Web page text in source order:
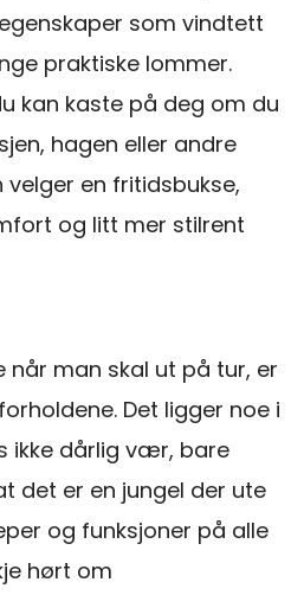
som vindtett
praktiske lommer.
kan kaste på deg om du
hagen eller andre
en fritidsbukse,
og litt mer stilrent
når man skal ut på tur, er
Det ligger noe i
ikke dårlig vær, bare
det er en jungel der ute
og funksjoner på alle
hørt om